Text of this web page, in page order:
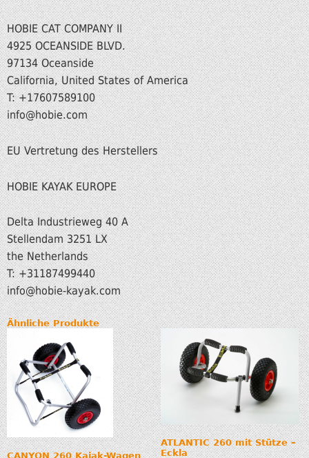
HOBIE CAT COMPANY II
4925 OCEANSIDE BLVD.
97134 Oceanside
California, United States of America
T: +17607589100
info@hobie.com
EU Vertretung des Herstellers
HOBIE KAYAK EUROPE
Delta Industrieweg 40 A
Stellendam 3251 LX
the Netherlands
T: +31187499440
info@hobie-kayak.com
Ähnliche Produkte
CANYON 260 Kajak-Wagen
ATLANTIC 260 mit Stütze –
Eckla